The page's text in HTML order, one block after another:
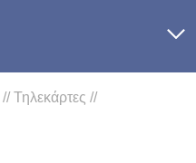
//Τηλεκάρτες //